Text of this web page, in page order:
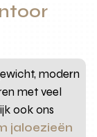
modern
met veel
ook ons
jaloezieën